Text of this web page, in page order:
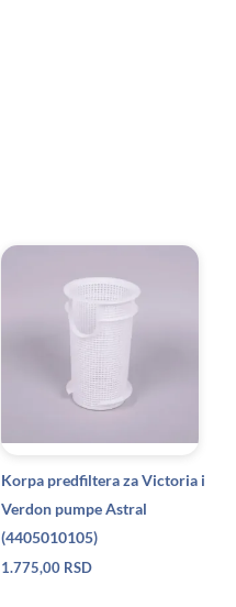
Korpa predfiltera za Victoria i
Verdon pumpe Astral
(4405010105)
1.775,00 RSD